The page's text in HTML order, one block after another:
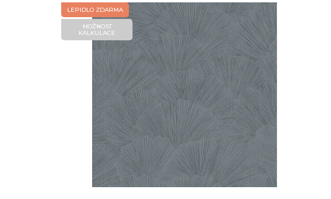
LEPIDLO ZDARMA
MOŽNOST
KALKULACE